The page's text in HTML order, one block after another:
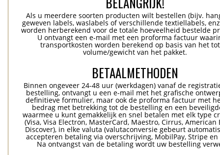
Als u meerdere soorten producten wilt bestellen (bijv.
geweven labels, waslabels of verschillende textiellabels,
worden herberekend voor de totale hoeveelheid bestelde
U ontvangt een e-mail met een proforma factuur
transportkosten worden berekend op basis van het
volume/gewicht van het pakket.
BETAALMETHODEN
Binnen ongeveer 24-48 uur (werkdagen) vanaf de
bestelling, ontvangt u een e-mail met het grafische
definitieve formulier, maar ook de proforma factuur met
bedrag met betrekking tot de bestelling en een
waarmee u kunt gemakkelijk en snel betalen met elk type
(Visa, Visa Electron, MasterCard, Maestro, Cirrus, American
Discover), in elke valuta (valutaconversie gebeurt
accepteren betaling via overschrijving, MobilPay, Stripe en
Na ontvangst van de betaling wordt uw bestelling